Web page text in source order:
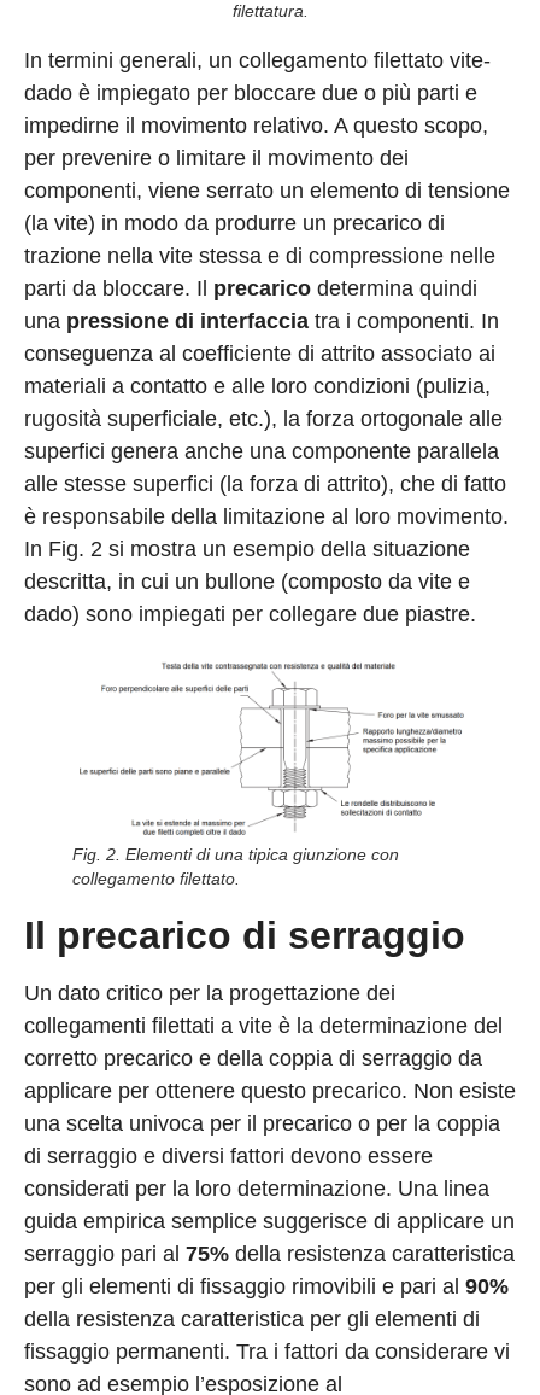
filettatura.
In termini generali, un collegamento filettato vite-
dado è impiegato per bloccare due o più parti e
impedirne il movimento relativo. A questo scopo,
per prevenire o limitare il movimento dei
componenti, viene serrato un elemento di tensione
(la vite) in modo da produrre un precarico di
trazione nella vite stessa e di compressione nelle
parti da bloccare. Il precarico determina quindi
una pressione di interfaccia tra i componenti. In
conseguenza al coefficiente di attrito associato ai
materiali a contatto e alle loro condizioni (pulizia,
rugosità superficiale, etc.), la forza ortogonale alle
superfici genera anche una componente parallela
alle stesse superfici (la forza di attrito), che di fatto
è responsabile della limitazione al loro movimento.
In Fig. 2 si mostra un esempio della situazione
descritta, in cui un bullone (composto da vite e
dado) sono impiegati per collegare due piastre.
Fig. 2. Elementi di una tipica giunzione con
collegamento filettato.
Il precarico di serraggio
Un dato critico per la progettazione dei
collegamenti filettati a vite è la determinazione del
corretto precarico e della coppia di serraggio da
applicare per ottenere questo precarico. Non esiste
una scelta univoca per il precarico o per la coppia
di serraggio e diversi fattori devono essere
considerati per la loro determinazione. Una linea
guida empirica semplice suggerisce di applicare un
serraggio pari al 75% della resistenza caratteristica
per gli elementi di fissaggio rimovibili e pari al 90%
della resistenza caratteristica per gli elementi di
fissaggio permanenti. Tra i fattori da considerare vi
sono ad esempio l’esposizione al